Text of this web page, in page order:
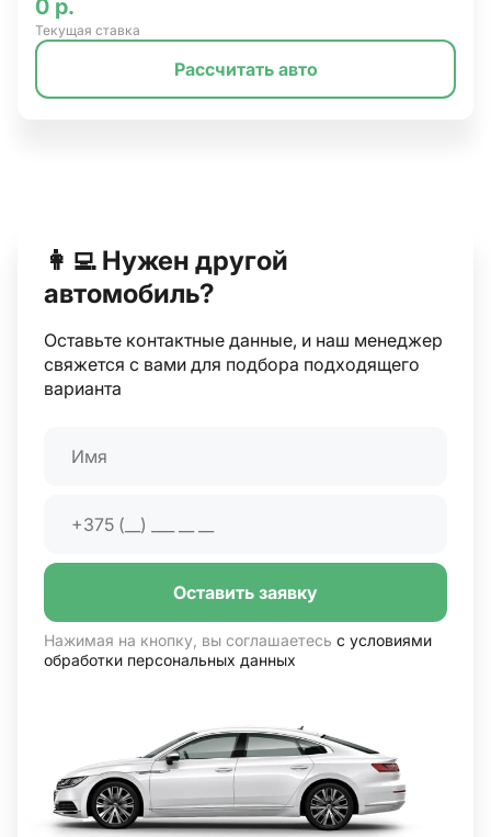
0 р.
Текущая ставка
Рассчитать авто
👩‍💻 Нужен другой
автомобиль?
Оставьте контактные данные, и наш менеджер
свяжется с вами для подбора подходящего
варианта
Оставить заявку
Нажимая на кнопку, вы соглашаетесь с условиями
обработки персональных данных